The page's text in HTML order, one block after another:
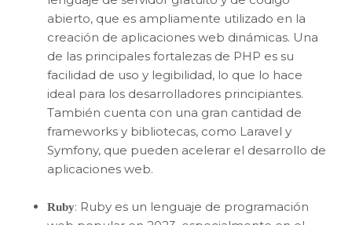
abierto, que es ampliamente utilizado en la
creación de aplicaciones web dinámicas. Una
de las principales fortalezas de PHP es su
facilidad de uso y legibilidad, lo que lo hace
ideal para los desarrolladores principiantes.
También cuenta con una gran cantidad de
frameworks y bibliotecas, como Laravel y
Symfony, que pueden acelerar el desarrollo de
aplicaciones web.
Ruby: Ruby es un lenguaje de programación